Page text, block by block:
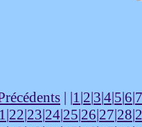
| |1 |2|3|4|5|6|7
|22|23|24|25|26|27|28|